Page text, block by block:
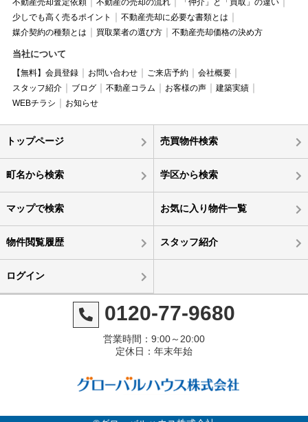
不動産売却査定依頼
不動産の売却の流れ
「仲介」と「買取」の違い
少しでも高く売るポイント
不動産売却に必要な書類とは
媒介契約の種類とは
買取業者の選び方 不動産売却価格の決め方
当社について
【無料】会員登録 お問い合わせ ご来店予約
会社概要
スタッフ紹介
ブログ 不動産コラム お客様の声
建築実績
WEBチラシ
お知らせ
トップページ 売買物件検索
町名から検索 学区から検索
マップで検索 お気に入り物件一覧
物件閲覧履歴 スタッフ紹介
ログイン
0120-77-9680
営業時間：9:00～20:00
定休日：年末年始